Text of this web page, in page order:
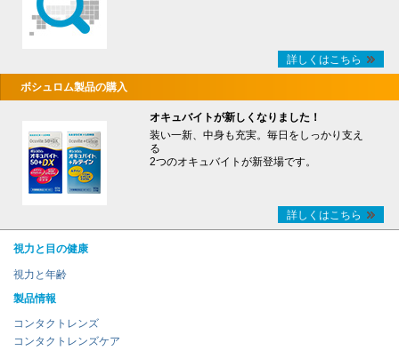
詳しくはこちら
ボシュロム製品の購入
オキュバイトが新しくなりました！
装い一新、中身も充実。毎日をしっかり支え
る
2つのオキュバイトが新登場です。
詳しくはこちら
視力と目の健康
視力と年齢
製品情報
コンタクトレンズ
コンタクトレンズケア